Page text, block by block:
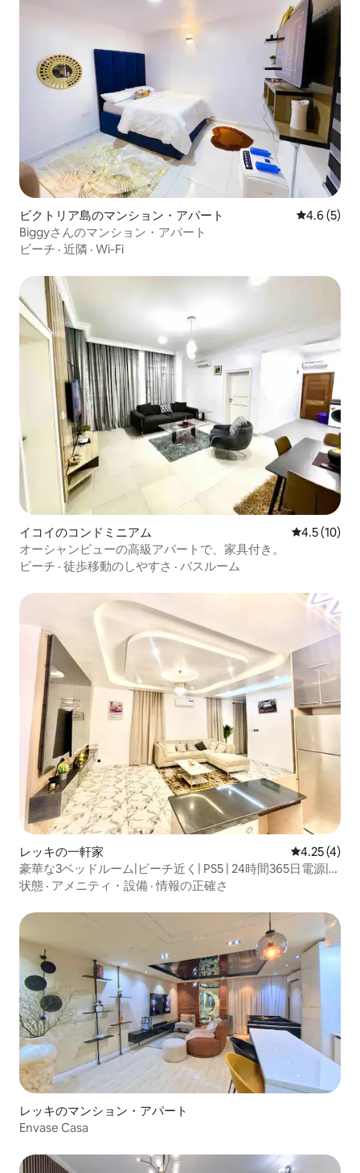
ビクトリア島のマンション・アパート レビュー5
4.6 (5)
Biggyさんのマンション・アパート
ビーチ · 近隣 · Wi-Fi
イコイのコンドミニアム レビュー10
4.5 (10)
オーシャンビューの高級アパートで、家具付き。
ビーチ · 徒歩移動のしやすさ · バスルーム
レッキの一軒家 レビュー4
4.25 (4)
豪華な3ベッドルーム|ビーチ近く| PS5 | 24時間365日電源|セ
キュリティ| Wi-Fi
状態 · アメニティ・設備 ·情報の正確さ
レッキのマンション・アパート
Envase Casa